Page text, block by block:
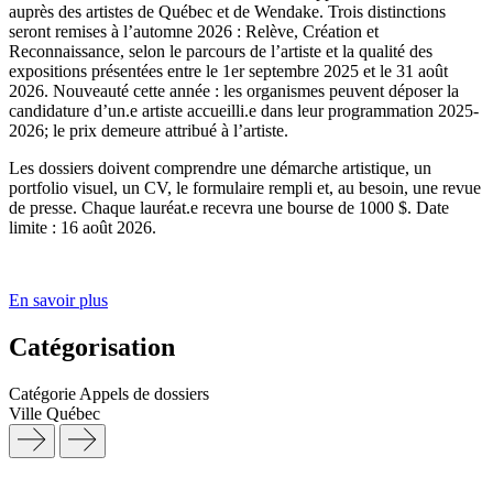
auprès des artistes de Québec et de Wendake. Trois distinctions
seront remises à l’automne 2026 : Relève, Création et
Reconnaissance, selon le parcours de l’artiste et la qualité des
expositions présentées entre le 1er septembre 2025 et le 31 août
2026. Nouveauté cette année : les organismes peuvent déposer la
candidature d’un.e artiste accueilli.e dans leur programmation 2025-
2026; le prix demeure attribué à l’artiste.
Les dossiers doivent comprendre une démarche artistique, un
portfolio visuel, un CV, le formulaire rempli et, au besoin, une revue
de presse. Chaque lauréat.e recevra une bourse de 1000 $. Date
limite : 16 août 2026.
En savoir plus
Catégorisation
Catégorie Appels de dossiers
Ville Québec